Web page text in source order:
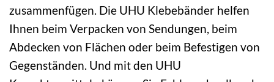
zusammenfügen. Die UHU Klebebänder helfen
Ihnen beim Verpacken von Sendungen, beim
Abdecken von Flächen oder beim Befestigen von
Gegenständen. Und mit den UHU